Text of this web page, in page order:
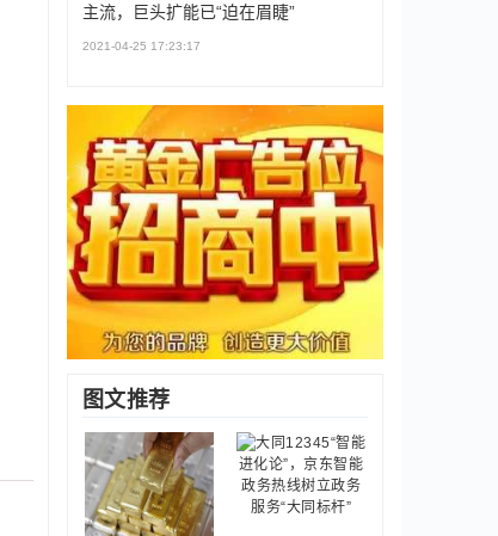
主流，巨头扩能已“迫在眉睫”
2021-04-25 17:23:17
图文推荐